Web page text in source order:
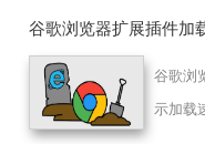
流程。
谷歌浏览器扩展插件加
谷歌浏
示加载